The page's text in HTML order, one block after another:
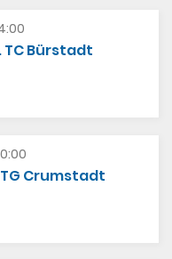
TC Bürstadt
TG Crumstadt